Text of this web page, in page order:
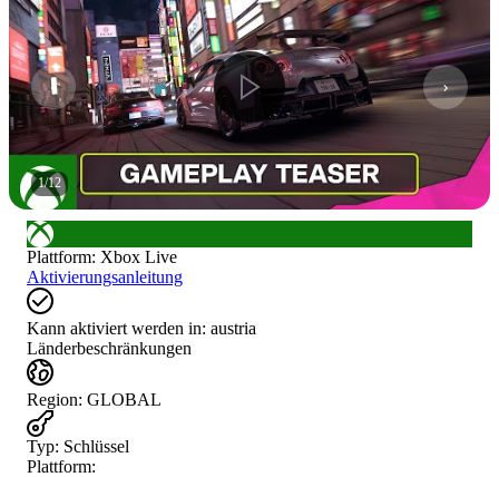
1/12
Plattform: Xbox Live
Aktivierungsanleitung
Kann aktiviert werden in: austria
Länderbeschränkungen
Region: GLOBAL
Typ: Schlüssel
Plattform: